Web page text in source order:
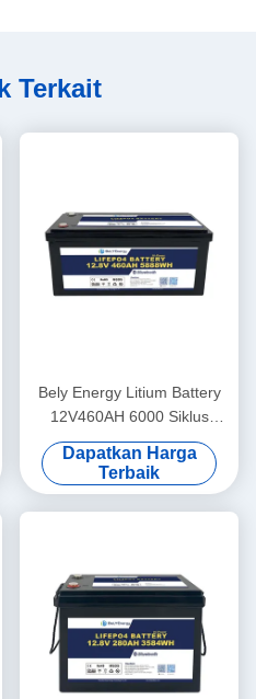
Terkait
Bely Energy Litium Battery
12V460AH 6000 Siklus
Untuk Mobil Listrik Laut
Motor Laut
Dapatkan Harga
Terbaik